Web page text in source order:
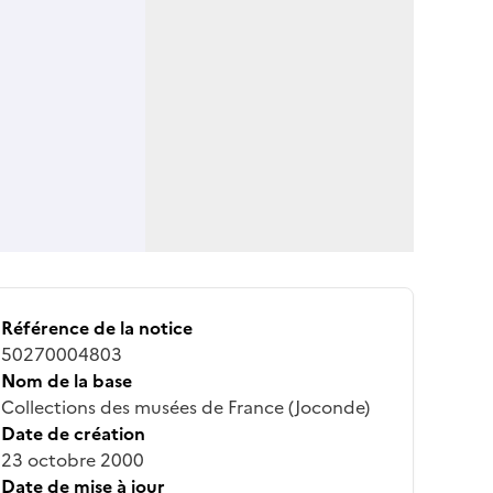
Référence de la notice
50270004803
Nom de la base
Collections des musées de France (Joconde)
Date de création
23 octobre 2000
Date de mise à jour